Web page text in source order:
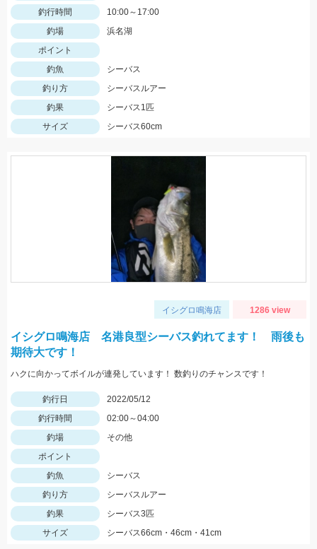
釣行時間
10:00～17:00
釣場
浜名湖
ポイント
釣魚
シーバス
釣り方
シーバスルアー
釣果
シーバス1匹
サイズ
シーバス60cm
イシグロ鳴海店 1286 view
イシグロ鳴海店 名港良型シーバス釣れてます！ 雨後も
期待大です！
ハクに向かってボイルが連発しています！ 数釣りのチャンスです！
釣行日
2022/05/12
釣行時間
02:00～04:00
釣場
その他
ポイント
釣魚
シーバス
釣り方
シーバスルアー
釣果
シーバス3匹
サイズ
シーバス66cm・46cm・41cm